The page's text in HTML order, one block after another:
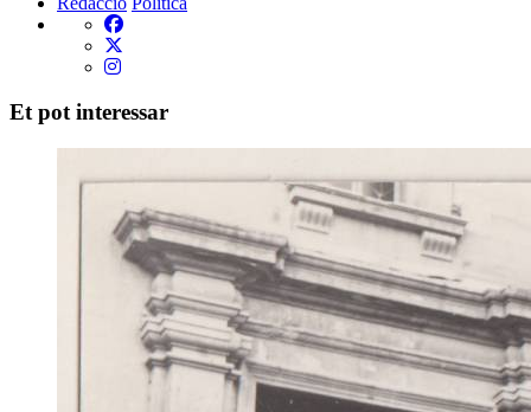
Et pot interessar